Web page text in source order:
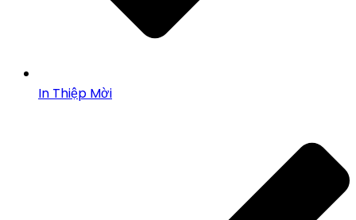
In Thiệp Mời